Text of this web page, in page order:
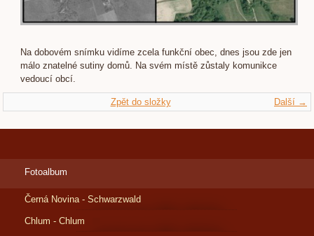
Na dobovém snímku vidíme zcela funkční obec, dnes jsou zde jen
málo znatelné sutiny domů. Na svém místě zůstaly komunikce
vedoucí obcí.
Další →
Zpět do složky
Fotoalbum
Černá Novina - Schwarzwald
Chlum - Chlum